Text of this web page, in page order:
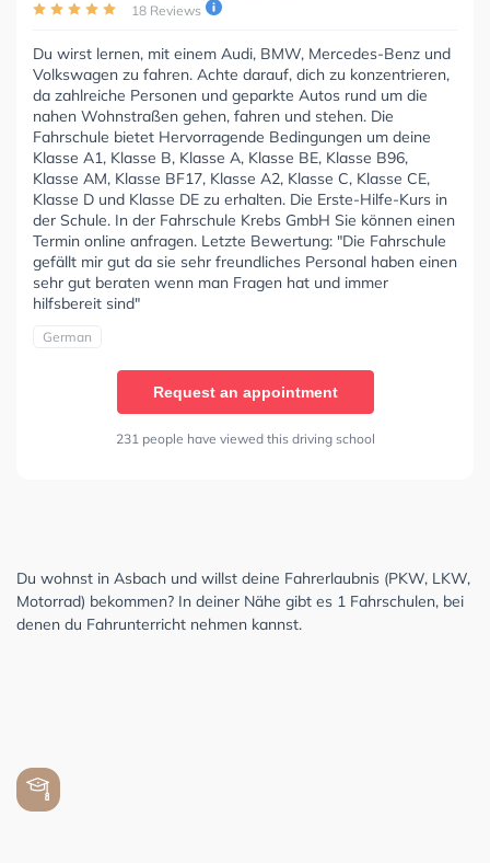
18 Reviews
Du wirst lernen, mit einem Audi, BMW, Mercedes-Benz und
Volkswagen zu fahren. Achte darauf, dich zu konzentrieren,
da zahlreiche Personen und geparkte Autos rund um die
nahen Wohnstraßen gehen, fahren und stehen. Die
Fahrschule bietet Hervorragende Bedingungen um deine
Klasse A1, Klasse B, Klasse A, Klasse BE, Klasse B96,
Klasse AM, Klasse BF17, Klasse A2, Klasse C, Klasse CE,
Klasse D und Klasse DE zu erhalten. Die Erste-Hilfe-Kurs in
der Schule. In der Fahrschule Krebs GmbH Sie können einen
Termin online anfragen. Letzte Bewertung: "Die Fahrschule
gefällt mir gut da sie sehr freundliches Personal haben einen
sehr gut beraten wenn man Fragen hat und immer
hilfsbereit sind"
German
Request an appointment
231 people have viewed this driving school
Du wohnst in Asbach und willst deine Fahrerlaubnis (PKW, LKW,
Motorrad) bekommen? In deiner Nähe gibt es 1 Fahrschulen, bei
denen du Fahrunterricht nehmen kannst.